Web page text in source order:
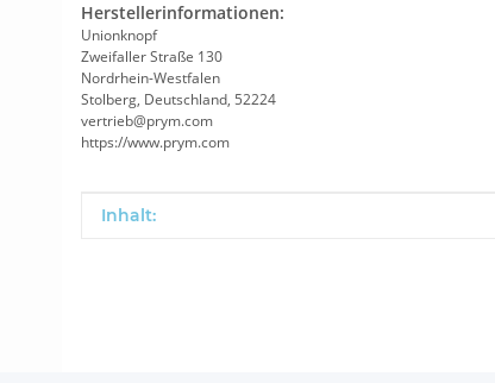
Herstellerinformationen:
Unionknopf
Zweifaller Straße 130
Nordrhein-Westfalen
Stolberg, Deutschland, 52224
vertrieb@prym.com
https://www.prym.com
Produkteigenschaft
Wert
Inhalt: